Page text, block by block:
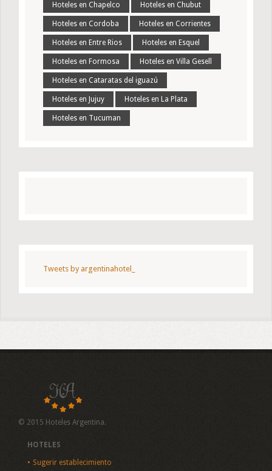
Hoteles en Chapelco Hoteles en Chubut
Hoteles en Cordoba Hoteles en Corrientes
Hoteles en Entre Rios Hoteles en Esquel
Hoteles en Formosa Hoteles en Villa Gesell
Hoteles en Cataratas del iguazú
Hoteles en Jujuy Hoteles en La Plata
Hoteles en Tucuman
Tweets by argentinahotel_
© 2015 Hoteles Argentina.
HOTELES
Sugerir establecimiento